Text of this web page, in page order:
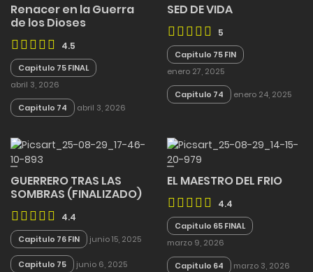
Renacer en la Guerra
de los Dioses
4.5
Capitulo 75 FINAL
abril 3, 2026
Capitulo 74 abril 3, 2026
SED DE VIDA
5
Capitulo 75 FIN
enero 27, 2025
Capitulo 74 enero 24, 2025
GUERRERO TRAS LAS
SOMBRAS (FINALIZADO)
4.4
Capitulo 76 FIN junio 15, 2025
Capitulo 75 junio 6, 2025
EL MAESTRO DEL FRIO
4.4
Capitulo 65 FINAL
marzo 9, 2026
Capitulo 64 marzo 3, 2026